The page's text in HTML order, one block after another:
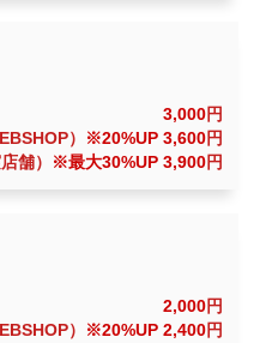
3,000円
）
※20%UP 3,600円
舗）
※最大30%UP 3,900円
2,000円
）
※20%UP 2,400円